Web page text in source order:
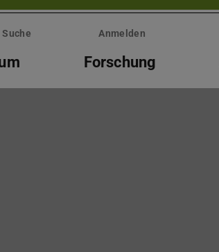
Suche Anmelden
Forschung